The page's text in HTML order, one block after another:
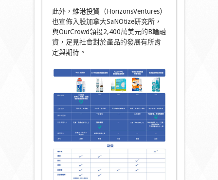
此外，維港投資（HorizonsVentures）
也宣佈入股加拿大SaNOtize研究所，
與OurCrowd領投2,400萬美元的B輪融
資，足見社會對於產品的發展有所肯
定與期待。